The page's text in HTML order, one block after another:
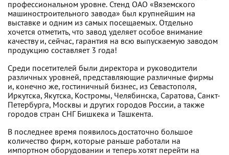
профессиональном уровне. Стенд ОАО «Вяземского
машиностроительного завода» был крупнейшим на
выставке и одним из самых посещаемых. Отдельно
хочется отметить, что завод уделяет особое внимание
качеству и, сейчас, гарантия на всю выпускаемую заводом
продукцию составляет 3 года!
Среди посетителей были директора и руководители
различных уровней, представляющие различные фирмы
и, конечно же, гостиничный бизнес, из Севастополя,
Иркутска, Якутска, Костромы, Челябинска, Саратова, Санкт-
Петербурга, Москвы и других городов России, а также
городов стран СНГ Бишкека и Ташкента.
В последнее время появилось достаточно большое
количество фирм, которые раньше работали на
импортном оборудовании и теперь хотят перейти на